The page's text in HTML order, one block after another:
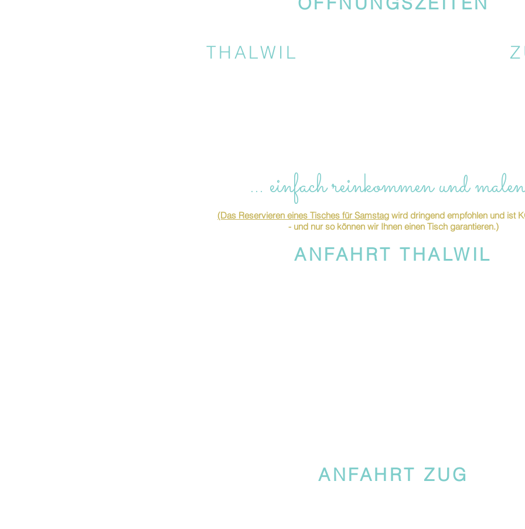
THALWIL
ANFAHRT THALWIL
… einfach reinkommen und
(Das Reservieren eines Tisches für Samstag wird dringend empfohlen und ist
- und nur so können wir Ihnen einen Tisch garantieren.)
ANFAHRT ZUG